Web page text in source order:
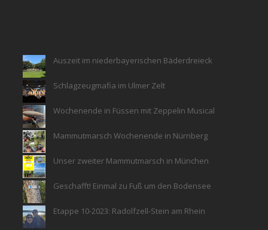
Auszeit im niederbayerischen Bäderdreieck
Schlagzeugmafia im Ulmer Zelt
Wochenende in Füssen mit Zeppelin Musical
Mammutmarsch Wochenende in Nürnberg
Unser zweiter Mammutmarsch in München
Geschafft! Einmal zu Fuß um den Bodensee
Etappe 10-2023: Radolfzell-Stein am Rhein